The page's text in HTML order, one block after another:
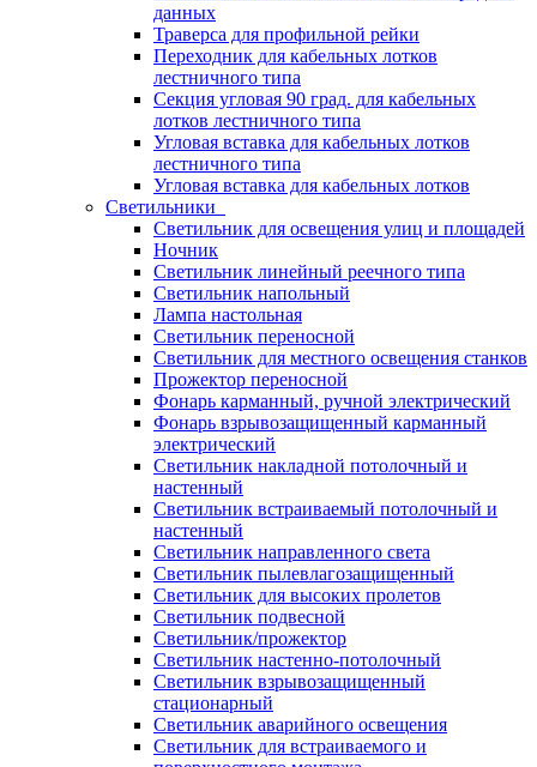
данных
Траверса для профильной рейки
Переходник для кабельных лотков
лестничного типа
Секция угловая 90 град. для кабельных
лотков лестничного типа
Угловая вставка для кабельных лотков
лестничного типа
Угловая вставка для кабельных лотков
Светильники
Светильник для освещения улиц и площадей
Ночник
Светильник линейный реечного типа
Светильник напольный
Лампа настольная
Светильник переносной
Светильник для местного освещения станков
Прожектор переносной
Фонарь карманный, ручной электрический
Фонарь взрывозащищенный карманный
электрический
Светильник накладной потолочный и
настенный
Светильник встраиваемый потолочный и
настенный
Светильник направленного света
Светильник пылевлагозащищенный
Светильник для высоких пролетов
Светильник подвесной
Светильник/прожектор
Светильник настенно-потолочный
Светильник взрывозащищенный
стационарный
Светильник аварийного освещения
Светильник для встраиваемого и